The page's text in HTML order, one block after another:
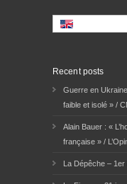
Recent posts
Guerre en
faible et isolé » /
Alain Bauer : «
française » /
La Dépêche –